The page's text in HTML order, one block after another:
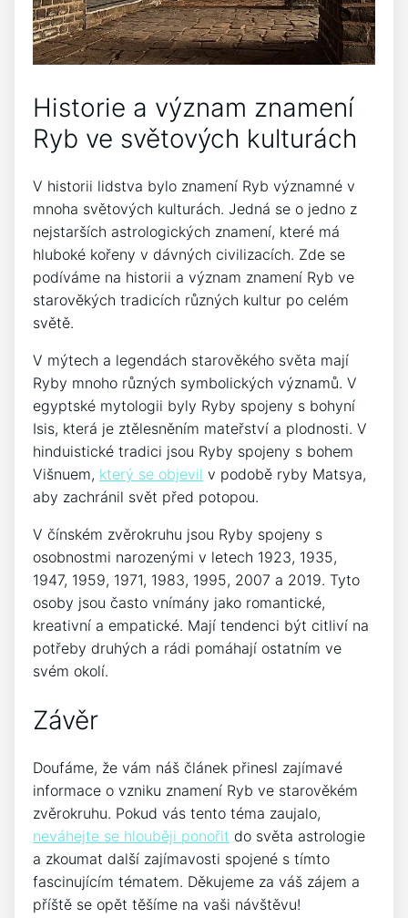
Historie a význam znamení
Ryb ve světových kulturách
V historii lidstva bylo znamení Ryb významné v
mnoha světových kulturách. Jedná se o jedno z
nejstarších astrologických znamení, které má
hluboké kořeny v dávných civilizacích. Zde se
podíváme na historii a význam znamení Ryb ve
starověkých tradicích různých kultur po celém
světě.
V mýtech a legendách starověkého světa mají
Ryby mnoho různých symbolických významů. V
egyptské mytologii byly Ryby spojeny s bohyní
Isis, která je ztělesněním mateřství a plodnosti. V
hinduistické tradici jsou Ryby spojeny s bohem
Višnuem, který se objevil v podobě ryby Matsya,
aby zachránil svět před potopou.
V čínském zvěrokruhu jsou Ryby spojeny s
osobnostmi narozenými v letech 1923, 1935,
1947, 1959, 1971, 1983, 1995, 2007 a 2019. Tyto
osoby jsou často vnímány jako romantické,
kreativní a empatické. Mají tendenci být citliví na
potřeby druhých a rádi pomáhají ostatním ve
svém okolí.
Závěr
Doufáme, že vám náš článek přinesl zajímavé
informace o vzniku znamení Ryb ve starověkém
zvěrokruhu. Pokud vás tento téma zaujalo,
neváhejte se hlouběji ponořit do světa astrologie
a zkoumat další zajímavosti spojené s tímto
fascinujícím tématem. Děkujeme za váš zájem a
příště se opět těšíme na vaši návštěvu!